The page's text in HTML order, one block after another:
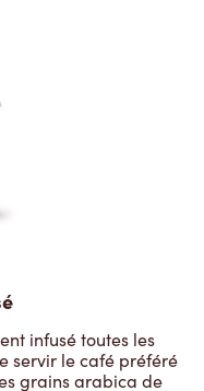
infusé toutes les
servir le café préféré
grains arabica de